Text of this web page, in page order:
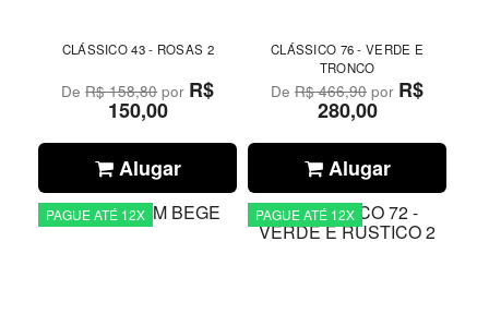
CLÁSSICO 43 - ROSAS 2
DeR$ 158,80por R$
150,00
Alugar
CLÁSSICO 76 - VERDE E
TRONCO
DeR$ 466,90 por R$
280,00
Alugar
PAGUE ATÉ 12X PAGUE ATÉ 12X